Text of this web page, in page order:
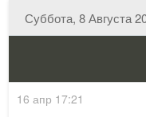
Суббота, 8 Августа
16 апр 17:21